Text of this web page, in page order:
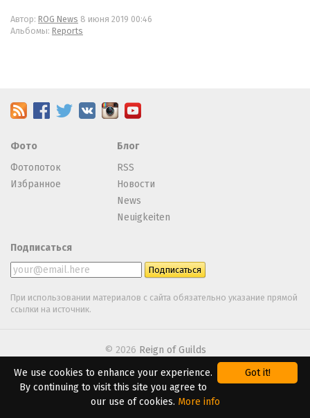
Автор: ROG News 8 июня 2019 00:46
Альбомы: Reports
Фото
Фотопоток
Избранное
Блог
RSS
Новости
News
Neuigkeiten
Подписаться
При использовании материалов с сайта обязательно указание прямой
ссылки на источник.
© 2026 Reign of Guilds
We are usingWebasyst Got it!
We use cookies to enhance your experience.
By continuing to visit this site you agree to
our use of cookies. More info